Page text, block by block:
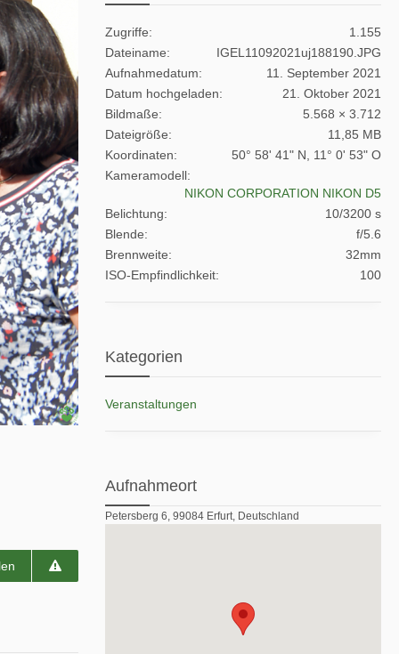
Zugriffe
1.155
Dateiname
IGEL11092021uj188190.JPG
Aufnahmedatum
11. September 2021
Datum hochgeladen
21. Oktober 2021
Bildmaße
5.568 × 3.712
Dateigröße
11,85 MB
Koordinaten
50° 58' 41" N, 11° 0' 53" O
Kameramodell
NIKON CORPORATION NIKON D5
Belichtung
10/3200 s
Blende
f/5.6
Brennweite
32mm
ISO-Empfindlichkeit
100
Kategorien
Veranstaltungen
Aufnahmeort
Petersberg 6, 99084 Erfurt, Deutschland